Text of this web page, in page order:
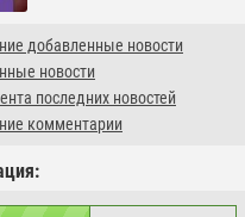
добавленные новости
новости
последних новостей
комментарии